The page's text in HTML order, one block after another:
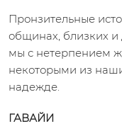
Пронзительные
общинах, близких
мы с нетерпением
некоторыми из
надежде.
ГАВАЙИ